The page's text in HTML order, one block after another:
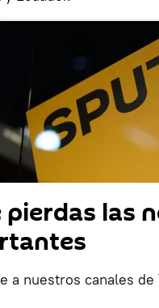
pierdas las
a nuestros canales de